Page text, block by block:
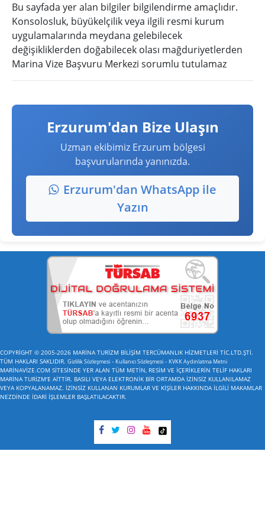
Bu sayfada yer alan bilgiler bilgilendirme amaçlıdır.
Konsolosluk, büyükelçilik veya ilgili resmi kurum
uygulamalarında meydana gelebilecek
değişikliklerden doğabilecek olası mağduriyetlerden
Marina Vize Başvuru Merkezi sorumlu tutulamaz
Erzurum'dan Bize Ulaşın
Uzman ekibimiz Erzurum bölgesi
başvurularında yanınızda.
Erzurum'dan WhatsApp ile
Yazın
COPYRİGHT © 2005-2026 MARİNA TURİZM BİLİŞİM TERCÜMANLIK HİZMETLERİ TİC.LTD.ŞTİ.
TÜM HAKLARI SAKLIDIR. Gizlilik Sözleşmesi - Kullanıcı Sözleşmesi - KVKK Aydınlatma Metni
MARİNAVİZE.COM SİTESİNDE YER ALAN TÜM METİN, RESİM VE İÇERİKLERİN TELİF HAKLARI
MARİNA TURİZM'E AİTTİR. BASILI VEYA ELEKTRONİK BİR ORTAMDA İZİNSİZ KULLANILAMAZ
VEYA KOPYALANAMAZ. İZİNSİZ KULLANAN KURUMLAR VE KİŞİLER HAKKINDA İLGİLİ MAKAMLAR
NEZDİNDE İDARİ İŞLEMLER BAŞLATILACAKTIR.